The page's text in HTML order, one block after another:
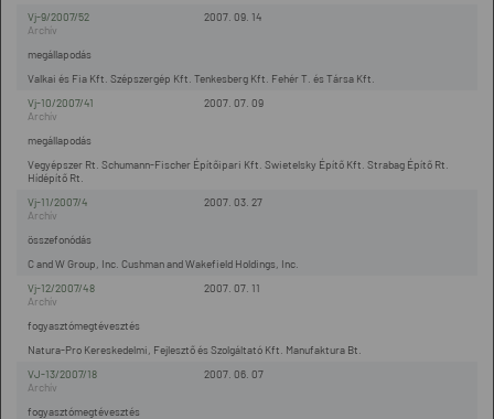
2007. 09. 14
Vj-9/2007/52
Valkai és Fia Kft. Szépszergép Kft. Tenkesberg Kft. Fehér T. és Társa Kft.
megállapodás
2007. 07. 09
Vj-10/2007/41
Vegyépszer Rt. Schumann-Fischer Építőipari Kft. Swietelsky Építő Kft. Strabag Építő Rt.
Hídépítő Rt.
megállapodás
2007. 03. 27
Vj-11/2007/4
C and W Group, Inc. Cushman and Wakefield Holdings, Inc.
összefonódás
2007. 07. 11
Vj-12/2007/48
Natura-Pro Kereskedelmi, Fejlesztő és Szolgáltató Kft. Manufaktura Bt.
fogyasztómegtévesztés
2007. 06. 07
VJ-13/2007/18
fogyasztómegtévesztés